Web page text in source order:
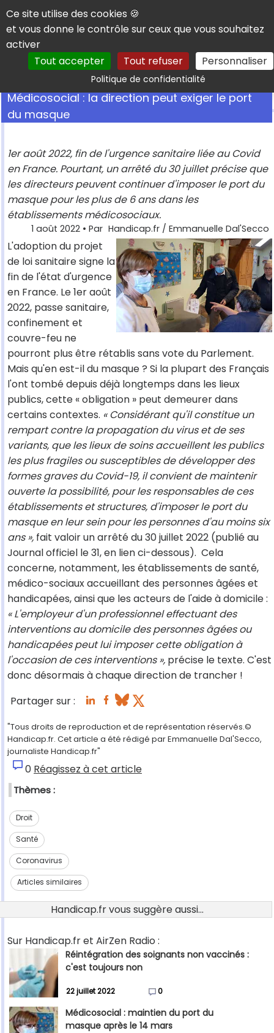
Panneau de gestion des cookies
Ce site utilise des cookies 🍪
et vous donne le contrôle sur ceux que vous souhaitez
activer
Tout accepter
Tout refuser Personnaliser
Politique de confidentialitéRechercher
Médicosocial : la direction peut exiger le port
du masque
1er août 2022, fin de l'urgence sanitaire liée au Covid
en France. Pourtant, un arrêté du 30 juillet précise que
les directeurs peuvent continuer d'imposer le port du
masque pour les plus de 6 ans dans les
établissements médicosociaux.
1 août 2022 • Par Handicap.fr / Emmanuelle Dal'Secco
L'adoption du projet
de loi sanitaire signe la
fin de l'état d'urgence
en France. Le 1er août
2022, passe sanitaire,
confinement et
couvre-feu ne
pourront plus être rétablis sans vote du Parlement.
Mais qu'en est-il du masque ? Si la plupart des Français
l'ont tombé depuis déjà longtemps dans les lieux
publics, cette « obligation » peut demeurer dans
certains contextes. « Considérant qu'il constitue un
rempart contre la propagation du virus et de ses
variants, que les lieux de soins accueillent les publics
les plus fragiles ou susceptibles de développer des
formes graves du Covid-19, il convient de maintenir
ouverte la possibilité, pour les responsables de ces
établissements et structures, d'imposer le port du
masque en leur sein pour les personnes d'au moins six
ans », fait valoir un arrêté du 30 juillet 2022 (publié au
Journal officiel le 31, en lien ci-dessous). Cela
concerne, notamment, les établissements de santé,
médico-sociaux accueillant des personnes âgées et
handicapées, ainsi que les acteurs de l'aide à domicile :
« L'employeur d'un professionnel effectuant des
interventions au domicile des personnes âgées ou
handicapées peut lui imposer cette obligation à
l'occasion de ces interventions », précise le texte. C'est
donc désormais à chaque direction de trancher !
Partager sur :
"Tous droits de reproduction et de représentation réservés.©
Handicap.fr. Cet article a été rédigé par Emmanuelle Dal'Secco,
journaliste Handicap.fr"
0 Réagissez à cet article
Thèmes :
Droit
Santé
Coronavirus
Articles similaires
Handicap.fr vous suggère aussi...
Sur Handicap.fr et AirZen Radio :
Réintégration des soignants non vaccinés :
c'est toujours non
22 juillet 2022 0
Médicosocial : maintien du port du
masque après le 14 mars